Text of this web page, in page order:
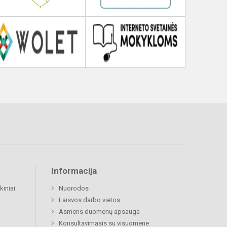
Informacija
Nuorodos
Laisvos darbo vietos
Asmens duomenų apsauga
Konsultavimasis su visuomene